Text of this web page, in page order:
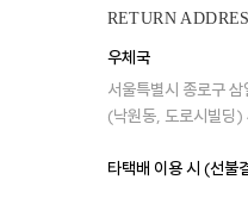
RETURN
우체국
서울특별시 종로구
(낙원동, 도로시빌딩
타택배 이용 시 (선불